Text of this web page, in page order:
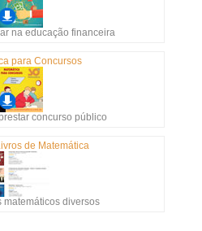
na educação financeira
para Concursos
concurso público
de Matemática
matemáticos diversos